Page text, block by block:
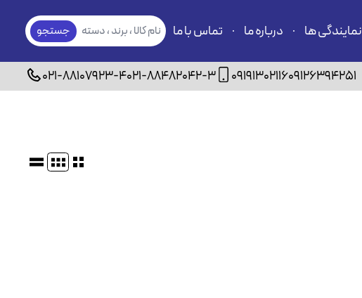
نمایندگی ها درباره ما تماس با ما
نام کالا ، برند ، دسته
بندی
جستجو
09126394251
09191302116
021-88482042-3
021-88107923-4